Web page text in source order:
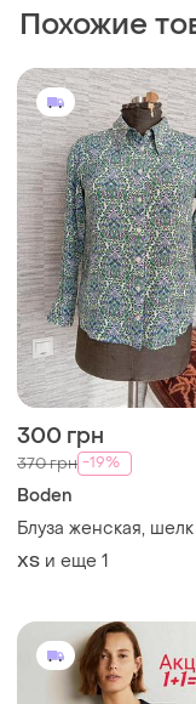
Похожие
300 грн
370 грн -19%
Boden
Блуза женская, шелк
ХS и еще 1